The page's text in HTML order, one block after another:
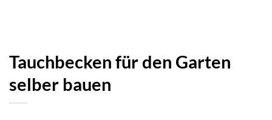
Tauchbecken für den Garten
selber bauen